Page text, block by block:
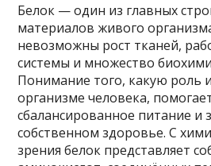
Белок — один из главных
материалов живого
невозможны рост тканей,
системы и множество
Понимание того, какую роль
организме человека,
сбалансированное питание и
собственном здоровье. С
зрения белок представляет